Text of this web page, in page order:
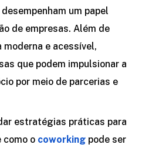
desempenham um papel
de empresas. Além de
e acessível,
que podem impulsionar a
por meio de parcerias e
estratégias práticas para
como o coworking pode ser